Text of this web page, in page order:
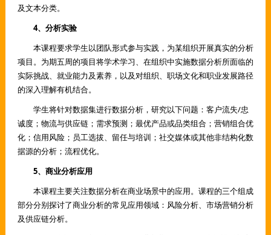
及文本分类。
4、分析实验
本课程要求学生以团队形式参与实践，为某组织开展真实的分析
项目。为期五周的项目将学术学习、在组织中实施数据分析所面临的
实际挑战、就业能力及素养，以及对组织、职场文化和职业发展路径
的深入理解有机结合。
学生将针对数据集进行数据分析，研究以下问题：客户流失/忠
诚度；物流与供应链；需求预测；最优产品或品类组合；营销组合优
化；信用风险；员工选拔、留任与培训；社交媒体或其他非结构化数
据源的分析；流程优化。
5、商业分析应用
本课程主要关注数据分析在商业场景中的应用。课程的三个组成
部分分别探讨了商业分析的常见应用领域：风险分析、市场营销分析
及供应链分析。